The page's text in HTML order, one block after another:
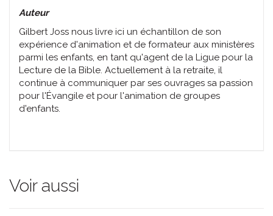
Auteur
Gilbert Joss nous livre ici un échantillon de son
expérience d'animation et de formateur aux ministères
parmi les enfants, en tant qu'agent de la Ligue pour la
Lecture de la Bible. Actuellement à la retraite, il
continue à communiquer par ses ouvrages sa passion
pour l'Évangile et pour l'animation de groupes
d'enfants.
Voir aussi